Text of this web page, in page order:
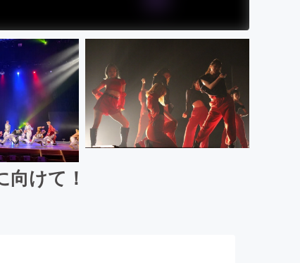
けて！